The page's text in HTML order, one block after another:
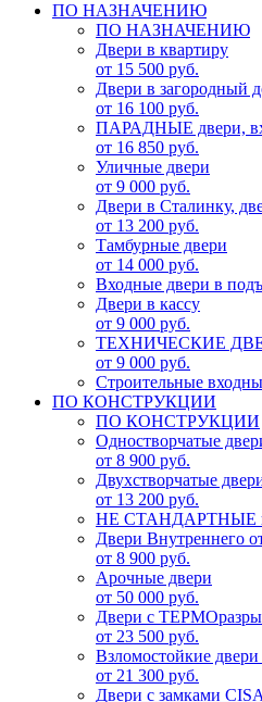
ПО НАЗНАЧЕНИЮ
ПО НАЗНАЧЕНИЮ
Двери в квартиру
от 15 500 руб.
Двери в загородный
от 16 100 руб.
ПАРАДНЫЕ двери,
от 16 850 руб.
Уличные двери
от 9 000 руб.
Двери в Сталинку,
от 13 200 руб.
Тамбурные двери
от 14 000 руб.
Входные двери в
Двери в кассу
от 9 000 руб.
ТЕХНИЧЕСКИЕ
от 9 000 руб.
Строительные
ПО КОНСТРУКЦИИ
ПО КОНСТРУКЦИИ
Одностворчатые
от 8 900 руб.
Двухстворчатые
от 13 200 руб.
НЕ СТАНДАРТНЫЕ
Двери Внутреннего
от 8 900 руб.
Арочные двери
от 50 000 руб.
Двери с
от 23 500 руб.
Взломостойкие
от 21 300 руб.
Двери с замками